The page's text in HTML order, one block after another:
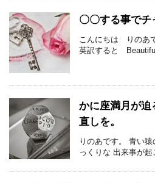
〇〇する事でチ
こんにちは りの
英訳すると
かに座満月が迫
直しを。
りのあです。 青い
っくりな 出来事が